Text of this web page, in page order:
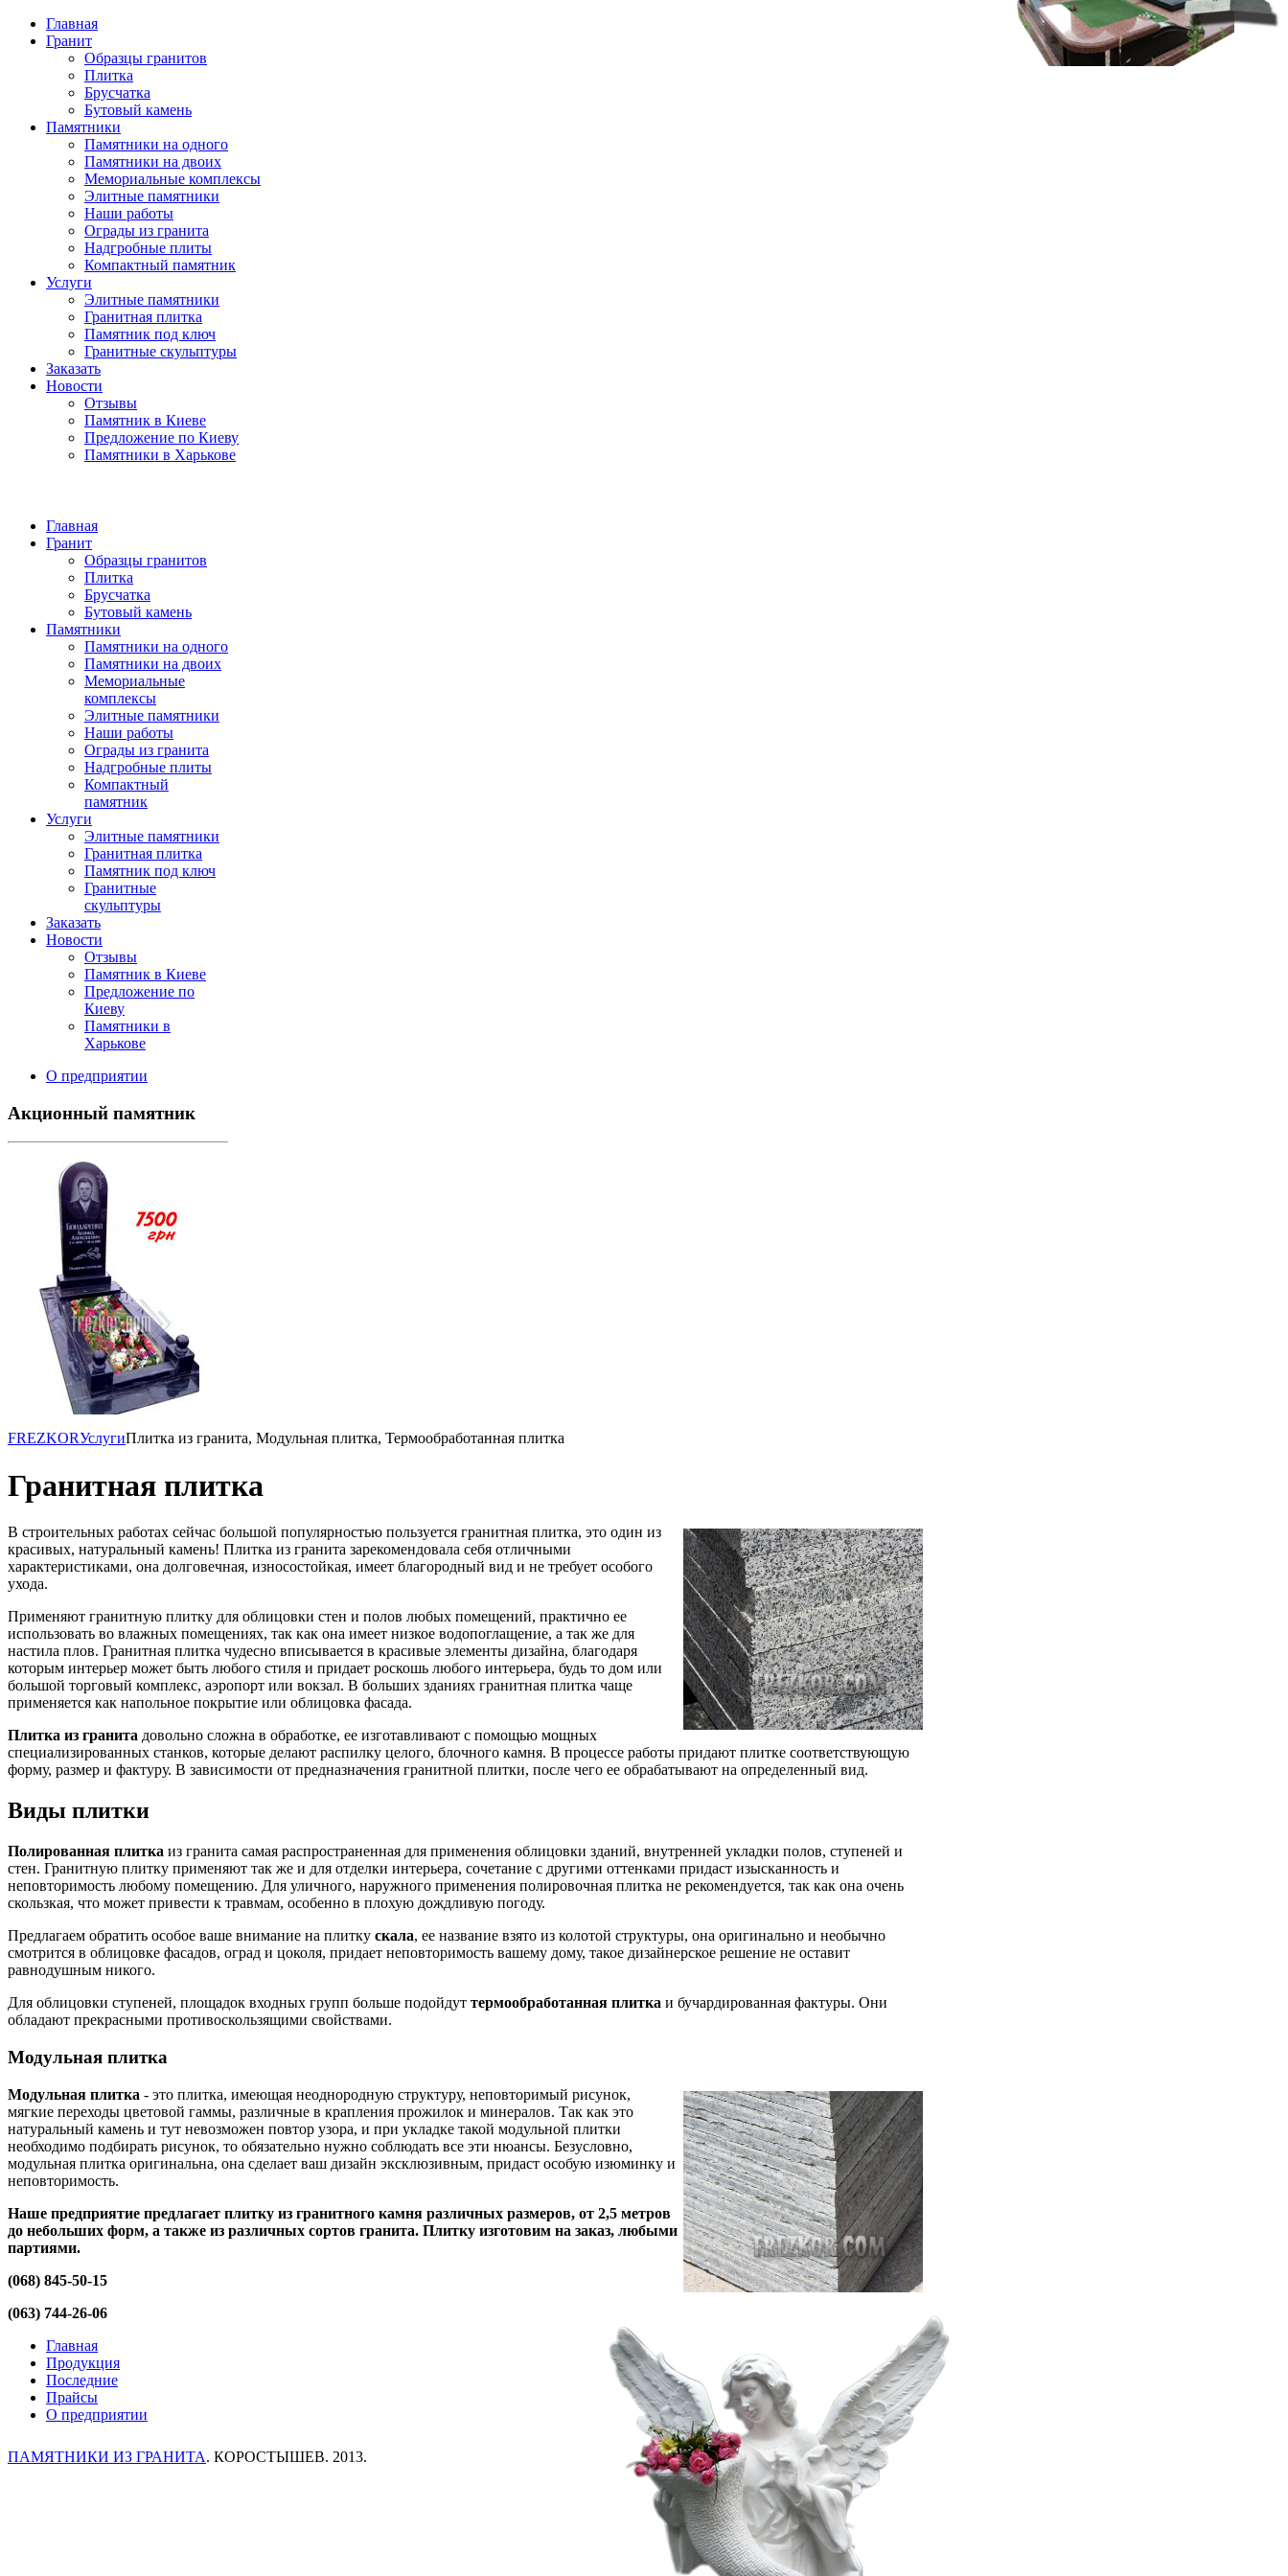
Главная
Гранит
Образцы гранитов
Плитка
Брусчатка
Бутовый камень
Памятники
Памятники на одного
Памятники на двоих
Мемориальные комплексы
Элитные памятники
Наши работы
Ограды из гранита
Надгробные плиты
Компактный памятник
Услуги
Элитные памятники
Гранитная плитка
Памятник под ключ
Гранитные скульптуры
Заказать
Новости
Отзывы
Памятник в Киеве
Предложение по Киеву
Памятники в Харькове
Главная
Гранит
Образцы гранитов
Плитка
Брусчатка
Бутовый камень
Памятники
Памятники на одного
Памятники на двоих
Мемориальные
комплексы
Элитные памятники
Наши работы
Ограды из гранита
Надгробные плиты
Компактный
памятник
Услуги
Элитные памятники
Гранитная плитка
Памятник под ключ
Гранитные
скульптуры
Заказать
Новости
Отзывы
Памятник в Киеве
Предложение по
Киеву
Памятники в
Харькове
О предприятии
Акционный памятник
FREZKORУслугиПлитка из гранита, Модульная плитка, Термообработанная плитка
Гранитная плитка
В строительных работах сейчас большой популярностью пользуется гранитная плитка, это один из
красивых, натуральный камень! Плитка из гранита зарекомендовала себя отличными
характеристиками, она долговечная, износостойкая, имеет благородный вид и не требует особого
ухода.
Применяют гранитную плитку для облицовки стен и полов любых помещений, практично ее
использовать во влажных помещениях, так как она имеет низкое водопоглащение, а так же для
настила плов. Гранитная плитка чудесно вписывается в красивые элементы дизайна, благодаря
которым интерьер может быть любого стиля и придает роскошь любого интерьера, будь то дом или
большой торговый комплекс, аэропорт или вокзал. В больших зданиях гранитная плитка чаще
применяется как напольное покрытие или облицовка фасада.
Плитка из гранита довольно сложна в обработке, ее изготавливают с помощью мощных
специализированных станков, которые делают распилку целого, блочного камня. В процессе работы придают плитке соответствующую
форму, размер и фактуру. В зависимости от предназначения гранитной плитки, после чего ее обрабатывают на определенный вид.
Виды плитки
Полированная плитка из гранита самая распространенная для применения облицовки зданий, внутренней укладки полов, ступеней и
стен. Гранитную плитку применяют так же и для отделки интерьера, сочетание с другими оттенками придаст изысканность и
неповторимость любому помещению. Для уличного, наружного применения полировочная плитка не рекомендуется, так как она очень
скользкая, что может привести к травмам, особенно в плохую дождливую погоду.
Предлагаем обратить особое ваше внимание на плитку скала, ее название взято из колотой структуры, она оригинально и необычно
смотрится в облицовке фасадов, оград и цоколя, придает неповторимость вашему дому, такое дизайнерское решение не оставит
равнодушным никого.
Для облицовки ступеней, площадок входных групп больше подойдут термообработанная плитка и бучардированная фактуры. Они
обладают прекрасными противоскользящими свойствами.
Модульная плитка
Модульная плитка - это плитка, имеющая неоднородную структуру, неповторимый рисунок,
мягкие переходы цветовой гаммы, различные в крапления прожилок и минералов. Так как это
натуральный камень и тут невозможен повтор узора, и при укладке такой модульной плитки
необходимо подбирать рисунок, то обязательно нужно соблюдать все эти нюансы. Безусловно,
модульная плитка оригинальна, она сделает ваш дизайн эксклюзивным, придаст особую изюминку и
неповторимость.
Наше предприятие предлагает плитку из гранитного камня различных размеров, от 2,5 метров
до небольших форм, а также из различных сортов гранита. Плитку изготовим на заказ, любыми
партиями.
(068) 845-50-15
(063) 744-26-06
Главная
Продукция
Последние
Прайсы
О предприятии
ПАМЯТНИКИ ИЗ ГРАНИТА. КОРОСТЫШЕВ. 2013.